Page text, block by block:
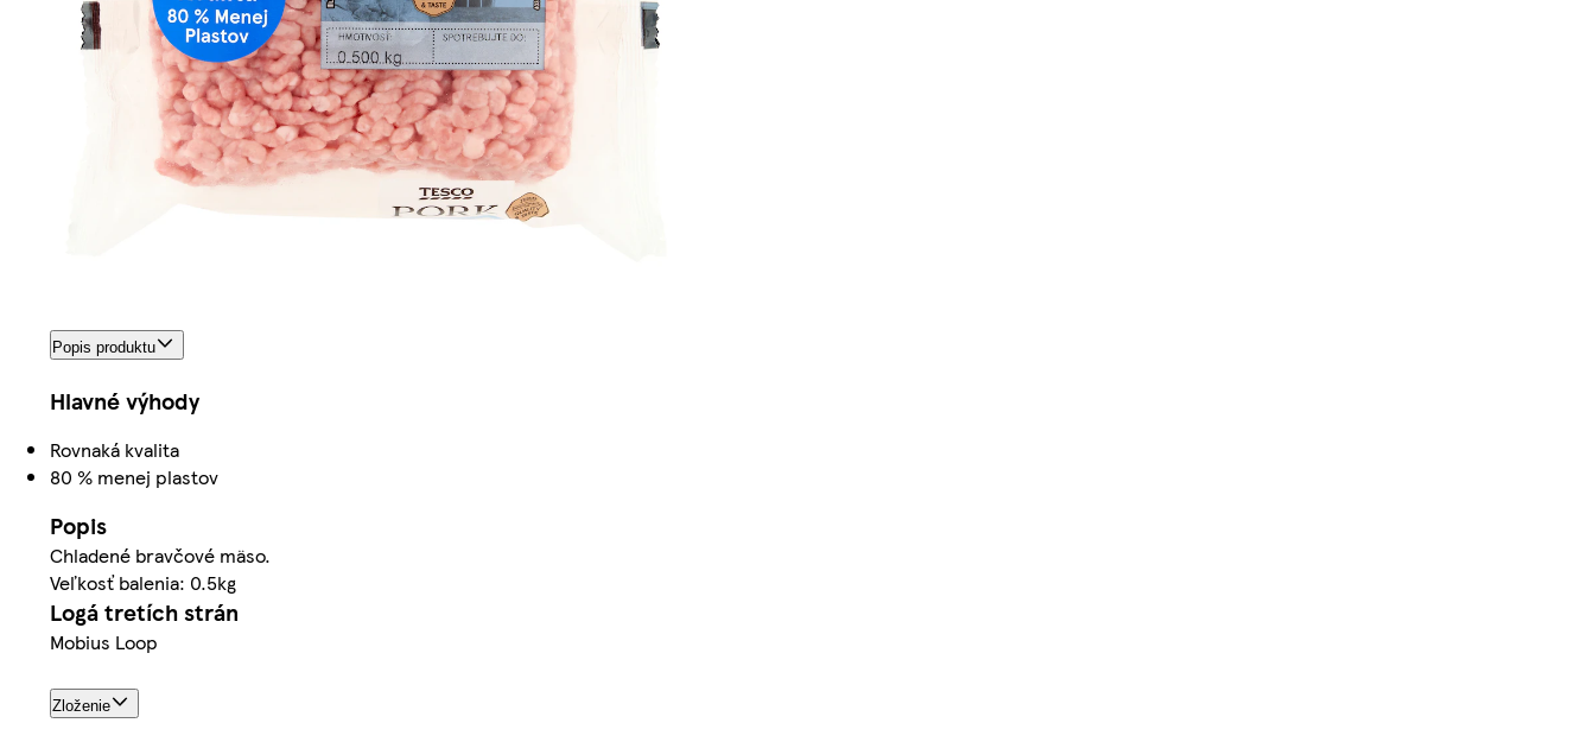
Popis produktu
Hlavné výhody
Rovnaká kvalita
80 % menej plastov
Popis
Chladené bravčové mäso.
Veľkosť balenia: 0.5kg
Logá tretích strán
Mobius Loop
Zloženie